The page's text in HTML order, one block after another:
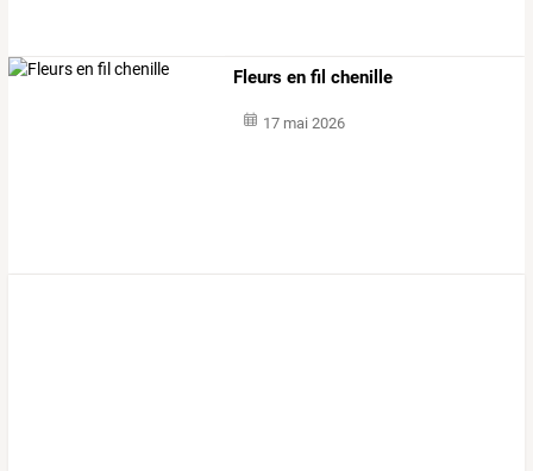
Fleurs en fil chenille
17 mai 2026